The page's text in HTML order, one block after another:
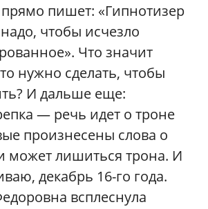
пишет: «Гипнотизер
чтобы исчезло
Что значит
нужно сделать, чтобы
И дальше еще:
— речь идет о троне
произнесены слова о
может лишиться трона. И
декабрь 16-го года.
всплеснула